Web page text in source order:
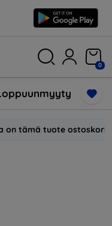
0
on tämä tuote